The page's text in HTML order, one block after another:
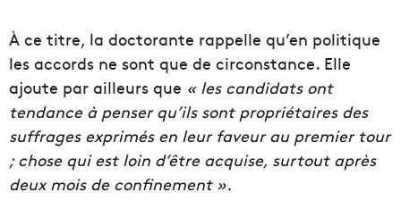
À ce titre, la doctorante rappelle qu’en politique
les accords ne sont que de circonstance. Elle
ajoute par ailleurs que « les candidats ont
tendance à penser qu’ils sont propriétaires des
suffrages exprimés en leur faveur au premier tour
; chose qui est loin d’être acquise, surtout après
deux mois de confinement ».